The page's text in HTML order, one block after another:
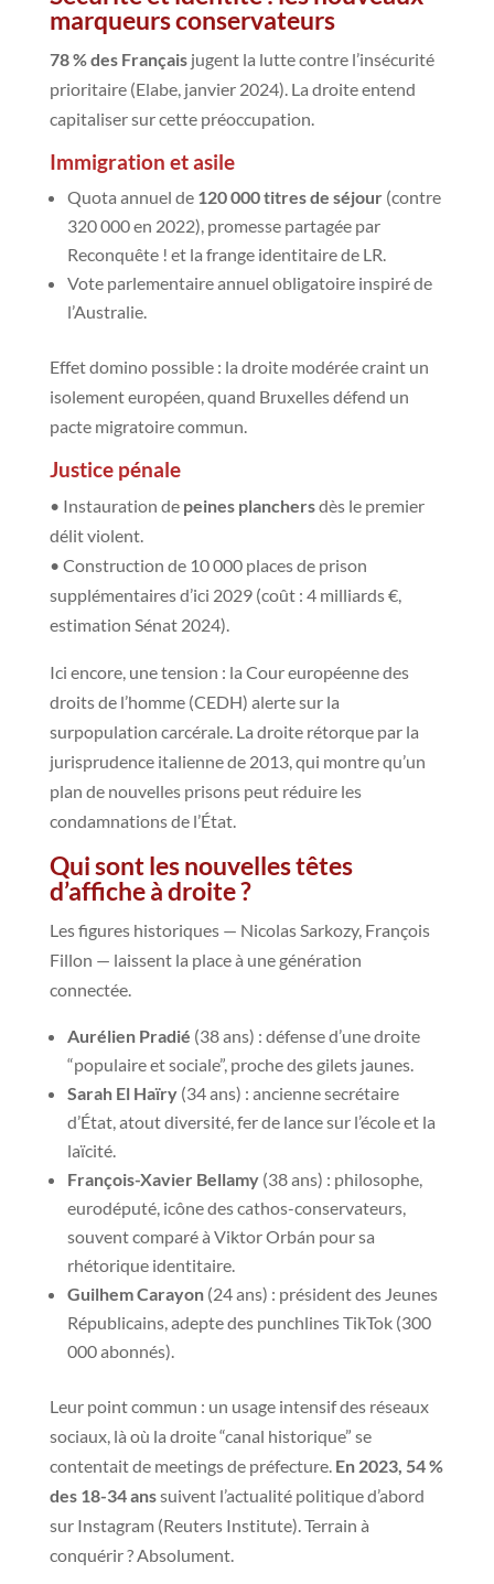
marqueurs conservateurs
78 % des Françaisjugent la lutte contre l’insécurité
prioritaire (Elabe, janvier 2024). La droite entend
capitaliser sur cette préoccupation.
Immigration et asile
Quota annuel de 120 000 titres de séjour(contre
320 000 en 2022), promesse partagée par
Reconquête ! et la frange identitaire de LR.
Vote parlementaire annuel obligatoire inspiré de
l’Australie.
Effet domino possible : la droite modérée craint un
isolement européen, quand Bruxelles défend un
pacte migratoire commun.
Justice pénale
• Instauration de peines planchersdès le premier
délit violent.
• Construction de 10 000 places de prison
supplémentaires d’ici 2029 (coût : 4 milliards €,
estimation Sénat 2024).
Ici encore, une tension : la Cour européenne des
droits de l’homme (CEDH) alerte sur la
surpopulation carcérale. La droite rétorque par la
jurisprudence italienne de 2013, qui montre qu’un
plan de nouvelles prisons peut réduire les
condamnations de l’État.
Qui sont les nouvelles têtes
d’affiche à droite ?
Les figures historiques — Nicolas Sarkozy, François
Fillon — laissent la place à une génération
connectée.
Aurélien Pradié (38 ans) : défense d’une droite
“populaire et sociale”, proche des gilets jaunes.
Sarah El Haïry(34 ans) : ancienne secrétaire
d’État, atout diversité, fer de lance sur l’école et la
laïcité.
François-Xavier Bellamy(38 ans) : philosophe,
eurodéputé, icône des cathos-conservateurs,
souvent comparé à Viktor Orbán pour sa
rhétorique identitaire.
Guilhem Carayon(24 ans) : président des Jeunes
Républicains, adepte des punchlines TikTok (300
000 abonnés).
Leur point commun : un usage intensif des réseaux
sociaux, là où la droite “canal historique” se
contentait de meetings de préfecture. En 2023, 54 %
des 18-34 anssuivent l’actualité politique d’abord
sur Instagram (Reuters Institute). Terrain à
conquérir ? Absolument.